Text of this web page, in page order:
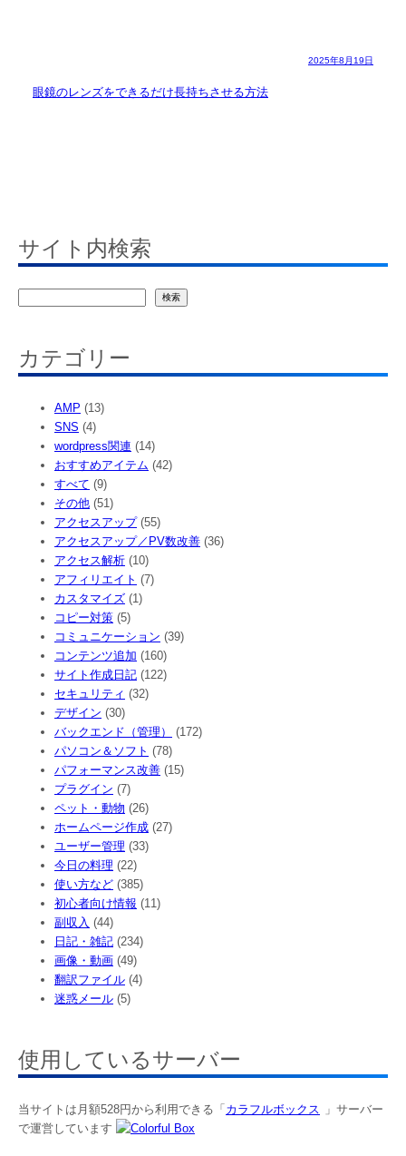
2025年8月19日
眼鏡のレンズをできるだけ長持ちさせる方法
サイト内検索
検索
カテゴリー
AMP (13)
SNS (4)
wordpress関連 (14)
おすすめアイテム (42)
すべて (9)
その他 (51)
アクセスアップ(55)
アクセスアップ／PV数改善 (36)
アクセス解析 (10)
アフィリエイト (7)
カスタマイズ (1)
コピー対策 (5)
コミュニケーション (39)
コンテンツ追加 (160)
サイト作成日記 (122)
セキュリティ (32)
デザイン (30)
バックエンド（管理）
(172)
パソコン＆ソフト (78)
パフォーマンス改善 (15)
プラグイン (7)
ペット・動物 (26)
ホームページ作成 (27)
ユーザー管理 (33)
今日の料理 (22)
使い方など (385)
初心者向け情報 (11)
副収入 (44)
日記・雑記 (234)
画像・動画 (49)
翻訳ファイル (4)
迷惑メール (5)
使用しているサーバー
当サイトは月額528円から利用できる「 カラフルボックス
」サーバー
で運営しています